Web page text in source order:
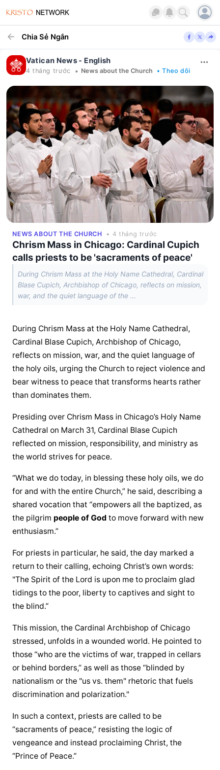
Chia Sẻ Ngắn
Vatican News - English
4 tháng trước • News about the Church • Theo dõi
NEWS ABOUT THE CHURCH • 4 tháng trước
Chrism Mass in Chicago: Cardinal Cupich
calls priests to be 'sacraments of peace'
During Chrism Mass at the Holy Name Cathedral, Cardinal
Blase Cupich, Archbishop of Chicago, reflects on mission,
war, and the quiet language of the ...
During Chrism Mass at the Holy Name Cathedral,
Cardinal Blase Cupich, Archbishop of Chicago,
reflects on mission, war, and the quiet language of
the holy oils, urging the Church to reject violence and
bear witness to peace that transforms hearts rather
than dominates them.
Presiding over Chrism Mass in Chicago’s Holy Name
Cathedral on March 31, Cardinal Blase Cupich
reflected on mission, responsibility, and ministry as
the world strives for peace.
“What we do today, in blessing these holy oils, we do
for and with the entire Church,” he said, describing a
shared vocation that “empowers all the baptized, as
the pilgrim people of God to move forward with new
enthusiasm.”
For priests in particular, he said, the day marked a
return to their calling, echoing Christ’s own words:
"The Spirit of the Lord is upon me to proclaim glad
tidings to the poor, liberty to captives and sight to
the blind.”
This mission, the Cardinal Archbishop of Chicago
stressed, unfolds in a wounded world. He pointed to
those “who are the victims of war, trapped in cellars
or behind borders,” as well as those “blinded by
nationalism or the "us vs. them" rhetoric that fuels
discrimination and polarization."
In such a context, priests are called to be
“sacraments of peace,” resisting the logic of
vengeance and instead proclaiming Christ, the
“Prince of Peace.”